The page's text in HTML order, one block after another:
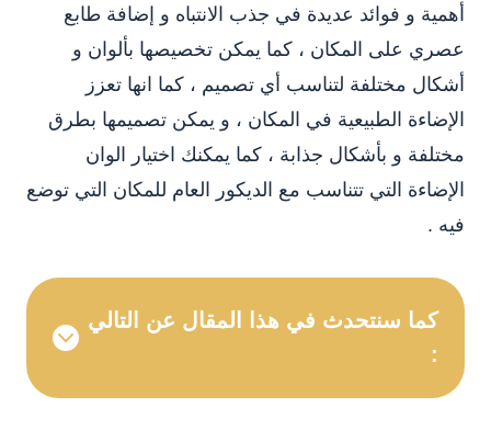
أهمية و فوائد عديدة في جذب الانتباه و إضافة طابع
عصري على المكان ، كما يمكن تخصيصها بألوان و
أشكال مختلفة لتناسب أي تصميم ، كما انها تعزز
الإضاءة الطبيعية في المكان ، و يمكن تصميمها بطرق
مختلفة و بأشكال جذابة ، كما يمكنك اختيار الوان
الإضاءة التي تتناسب مع الديكور العام للمكان التي توضع
فيه .
كما سنتحدث في هذا المقال عن التالي
: